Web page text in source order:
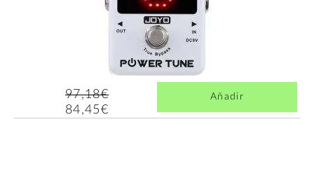
97,18€
84,45€
Añadir